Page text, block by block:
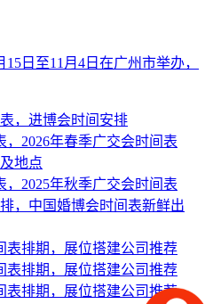
日至11月4日在广州市举办，
，进博会时间安排
，2026年春季广交会时间表
地点
，2025年秋季广交会时间表
，中国婚博会时间表新鲜出
表排期，展位搭建公司推荐
表排期，展位搭建公司推荐
表排期，展位搭建公司推荐